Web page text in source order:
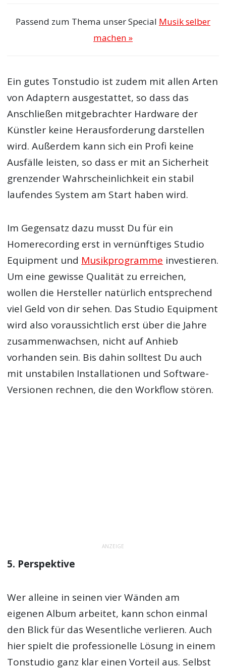
Passend zum Thema unser Special Musik selber
machen »
Ein gutes Tonstudio ist zudem mit allen Arten
von Adaptern ausgestattet, so dass das
Anschließen mitgebrachter Hardware der
Künstler keine Herausforderung darstellen
wird. Außerdem kann sich ein Profi keine
Ausfälle leisten, so dass er mit an Sicherheit
grenzender Wahrscheinlichkeit ein stabil
laufendes System am Start haben wird.
Im Gegensatz dazu musst Du für ein
Homerecording erst in vernünftiges Studio
Equipment und Musikprogramme investieren.
Um eine gewisse Qualität zu erreichen,
wollen die Hersteller natürlich entsprechend
viel Geld von dir sehen. Das Studio Equipment
wird also voraussichtlich erst über die Jahre
zusammenwachsen, nicht auf Anhieb
vorhanden sein. Bis dahin solltest Du auch
mit unstabilen Installationen und Software-
Versionen rechnen, die den Workflow stören.
ANZEIGE
5. Perspektive
Wer alleine in seinen vier Wänden am
eigenen Album arbeitet, kann schon einmal
den Blick für das Wesentliche verlieren. Auch
hier spielt die professionelle Lösung in einem
Tonstudio ganz klar einen Vorteil aus. Selbst